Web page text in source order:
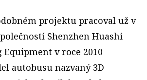
projektu pracoval už v
Shenzhen Huashi
v roce 2010
autobusu nazvaný 3D